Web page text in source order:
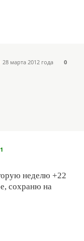
28 марта 2012 года 0
неделю +22
сохраню на